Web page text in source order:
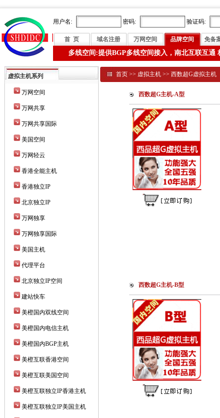
用户名: 密码: 验证码:
首 页 域名注册 万网空间 品牌空间 免备
多线空间:提供BGP多线空间接入，南北互联互
虚拟主机系列
万网空间
万网共享
万网共享国际
美国空间
万网轻云
香港全能主机
香港独立IP
北京独立IP
万网独享
万网独享国际
美国主机
代理平台
北京独立IP空间
建站快车
美橙国内双线空间
美橙国内电信主机
美橙国内BGP主机
美橙互联香港空间
美橙互联美国空间
美橙互联独立IP香港主机
美橙互联独立IP美国主机
首页 >> 虚拟主机 >>西数超G虚拟主机
西数超G主机-A型
西数超G主机-B型